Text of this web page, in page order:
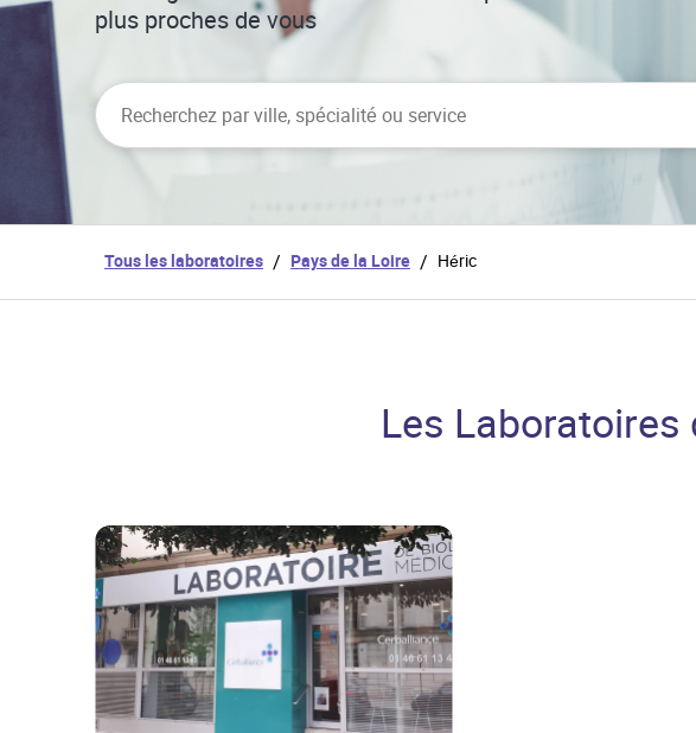
plus proches de vous
City, State/Province, Zip or City & Country
Tous les laboratoires / Pays de la Loire / Héric
Les Laboratoires